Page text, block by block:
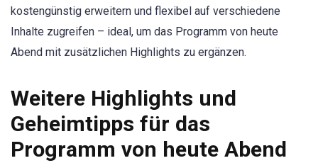
kostengünstig erweitern und flexibel auf verschiedene
Inhalte zugreifen – ideal, um das Programm von heute
Abend mit zusätzlichen Highlights zu ergänzen.
Weitere Highlights und
Geheimtipps für das
Programm von heute Abend